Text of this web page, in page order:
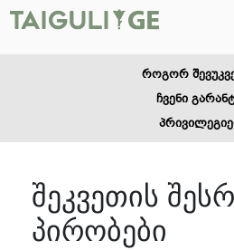
როგორ
ჩვენი
შეკვეთის
პირობები